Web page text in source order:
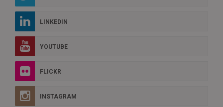
LINKEDIN
YOUTUBE
FLICKR
INSTAGRAM